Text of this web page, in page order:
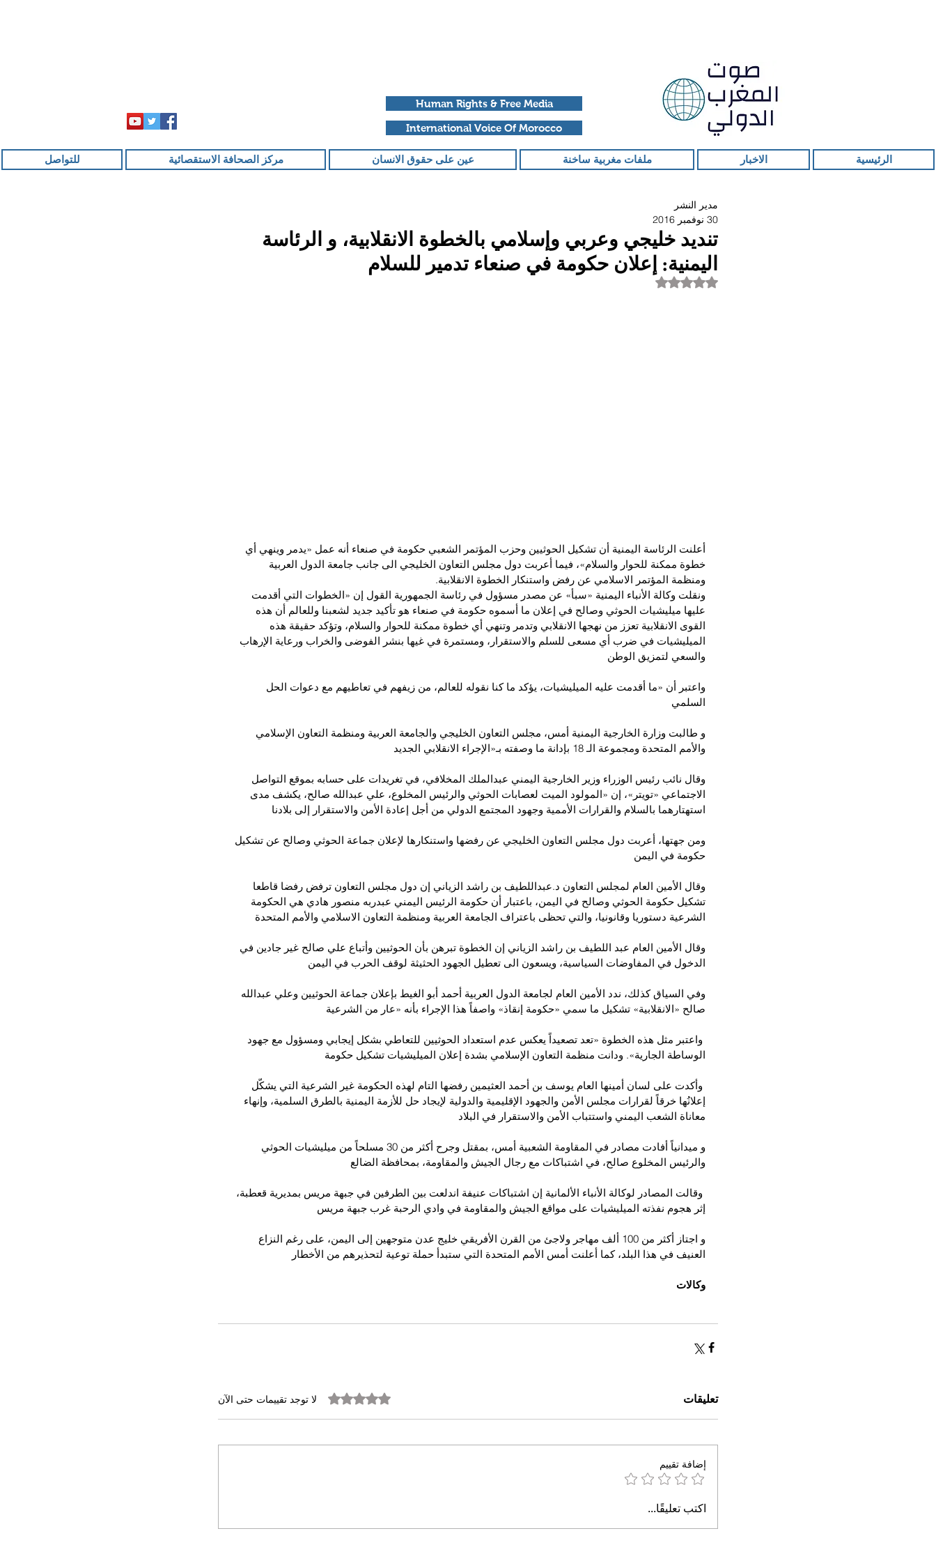
Human Rights & Free Media
International Voice Of Morocco
الرئيسية الاخبار ملفات مغربية ساخنة عين على حقوق الانسان مركز الصحافة الاستقصائية للتواصل
تنديد خليجي وعربي وإسلامي بالخطوة الانقلابية، و الرئاسة
اليمنية: إعلان حكومة في صنعاء تدمير للسلام
مدير النشر
30 نوفمبر 2016
تم التقييم بـ ليس رقمًا من أصل 5 نجوم.
أعلنت الرئاسة اليمنية أن تشكيل الحوثيين وحزب المؤتمر الشعبي حكومة في صنعاء أنه عمل «يدمر وينهي أي
خطوة ممكنة للحوار والسلام»، فيما أعربت دول مجلس التعاون الخليجي الى جانب جامعة الدول العربية
ومنظمة المؤتمر الاسلامي عن رفض واستنكار الخطوة الانقلابية.
ونقلت وكالة الأنباء اليمنية «سبأ» عن مصدر مسؤول في رئاسة الجمهورية القول إن «الخطوات التي أقدمت
عليها ميليشيات الحوثي وصالح في إعلان ما أسموه حكومة في صنعاء هو تأكيد جديد لشعبنا وللعالم أن هذه
القوى الانقلابية تعزز من نهجها الانقلابي وتدمر وتنهي أي خطوة ممكنة للحوار والسلام، وتؤكد حقيقة هذه
الميليشيات في ضرب أي مسعى للسلم والاستقرار، ومستمرة في غيها بنشر الفوضى والخراب ورعاية الإرهاب
والسعي لتمزيق الوطن
واعتبر أن «ما أقدمت عليه الميليشيات، يؤكد ما كنا نقوله للعالم، من زيفهم في تعاطيهم مع دعوات الحل
السلمي
و طالبت وزارة الخارجية اليمنية أمس، مجلس التعاون الخليجي والجامعة العربية ومنظمة التعاون الإسلامي
والأمم المتحدة ومجموعة الـ 18 بإدانة ما وصفته بـ«الإجراء الانقلابي الجديد
وقال نائب رئيس الوزراء وزير الخارجية اليمني عبدالملك المخلافي، في تغريدات على حسابه بموقع التواصل
الاجتماعي «تويتر»، إن «المولود الميت لعصابات الحوثي والرئيس المخلوع، علي عبدالله صالح، يكشف مدى
استهتارهما بالسلام والقرارات الأممية وجهود المجتمع الدولي من أجل إعادة الأمن والاستقرار إلى بلادنا
ومن جهتها، أعربت دول مجلس التعاون الخليجي عن رفضها واستنكارها لإعلان جماعة الحوثي وصالح عن تشكيل
حكومة في اليمن
وقال الأمين العام لمجلس التعاون د.عبداللطيف بن راشد الزياني إن دول مجلس التعاون ترفض رفضا قاطعا
تشكيل حكومة الحوثي وصالح في اليمن، باعتبار أن حكومة الرئيس اليمني عبدربه منصور هادي هي الحكومة
الشرعية دستوريا وقانونيا، والتي تحظى باعتراف الجامعة العربية ومنظمة التعاون الاسلامي والأمم المتحدة
وقال الأمين العام عبد اللطيف بن راشد الزياني إن الخطوة تبرهن بأن الحوثيين وأتباع علي صالح غير جادين في
الدخول في المفاوضات السياسية، ويسعون الى تعطيل الجهود الحثيثة لوقف الحرب في اليمن
وفي السياق كذلك، ندد الأمين العام لجامعة الدول العربية أحمد أبو الغيط بإعلان جماعة الحوثيين وعلي عبدالله
صالح «الانقلابية» تشكيل ما سمي «حكومة إنقاذ» واصفاً هذا الإجراء بأنه «عار من الشرعية
واعتبر مثل هذه الخطوة «تعد تصعيداً يعكس عدم استعداد الحوثيين للتعاطي بشكل إيجابي ومسؤول مع جهود
الوساطة الجارية». ودانت منظمة التعاون الإسلامي بشدة إعلان الميليشيات تشكيل حكومة
وأكدت على لسان أمينها العام يوسف بن أحمد العثيمين رفضها التام لهذه الحكومة غير الشرعية التي يشكّل
إعلانُها خرقاً لقرارات مجلس الأمن والجهود الإقليمية والدولية لإيجاد حل للأزمة اليمنية بالطرق السلمية، وإنهاء
معاناة الشعب اليمني واستتباب الأمن والاستقرار في البلاد
و ميدانياً أفادت مصادر في المقاومة الشعبية أمس، بمقتل وجرح أكثر من 30 مسلحاً من ميليشيات الحوثي
والرئيس المخلوع صالح، في اشتباكات مع رجال الجيش والمقاومة، بمحافظة الضالع
وقالت المصادر لوكالة الأنباء الألمانية إن اشتباكات عنيفة اندلعت بين الطرفين في جبهة مريس بمديرية قعطبة،
إثر هجوم نفذته الميليشيات على مواقع الجيش والمقاومة في وادي الرحبة غرب جبهة مريس
و اجتاز أكثر من 100 ألف مهاجر ولاجئ من القرن الأفريقي خليج عدن متوجهين إلى اليمن، على رغم النزاع
العنيف في هذا البلد، كما أعلنت أمس الأمم المتحدة التي ستبدأ حملة توعية لتحذيرهم من الأخطار
وكالات
تعليقات تم التقييم بـ 0 من أصل 5 نجوم. لا توجد تقييمات حتى الآن
إضافة تقييم
اكتب تعليقًا...